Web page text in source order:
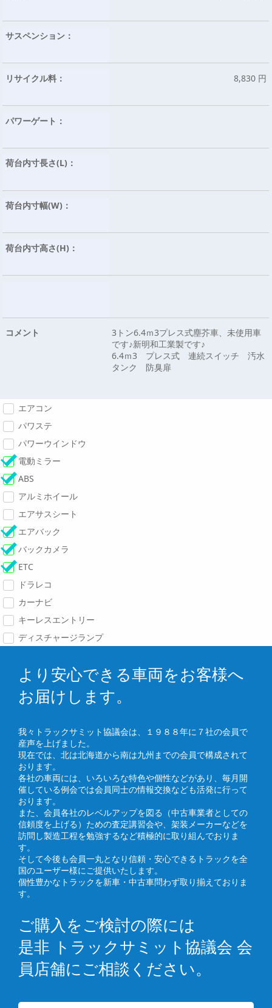
サスペンション：
リサイクル料： 8,830 円
パワーゲート：
荷台内寸長さ(L)：
荷台内寸幅(W)：
荷台内寸高さ(H)：
コメント
3トン6.4ｍ3プレス式塵芥車、未使用車
です♪新明和工業製です♪
6.4ｍ3 プレス式 連続スイッチ 汚水
タンク 防臭扉
エアコン
パワステ
パワーウインドウ
電動ミラー
ABS
アルミホイール
エアサスシート
エアバック
バックカメラ
ETC
ドラレコ
カーナビ
キーレスエントリー
ディスチャージランプ
より安心できる車両をお客様へ
お届けします。
我々トラックサミット協議会は、１９８８年に７社の会員で
産声を上げました。
現在では、北は北海道から南は九州までの会員で構成されて
おります。
各社の車両には、いろいろな特色や個性などがあり、毎月開
催している例会では会員同士の情報交換なども活発に行って
おります。
また、会員各社のレベルアップを図る（中古車業者としての
信頼度を上げる）ための査定講習会や、架装メーカーなどを
訪問し製造工程を勉強するなど積極的に取り組んでおりま
す。
そして今後も会員一丸となり信頼・安心できるトラックを全
国のユーザー様にご提供いたします。
個性豊かなトラックを新車・中古車問わず取り揃えておりま
す。
ご購入をご検討の際には
是非 トラックサミット協議会 会
員店舗にご相談ください。